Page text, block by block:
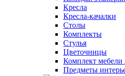
Кресла
Кресла-качалки
Столы
Комплекты
Стулья
Цветочницы
Комплект мебели
Предметы